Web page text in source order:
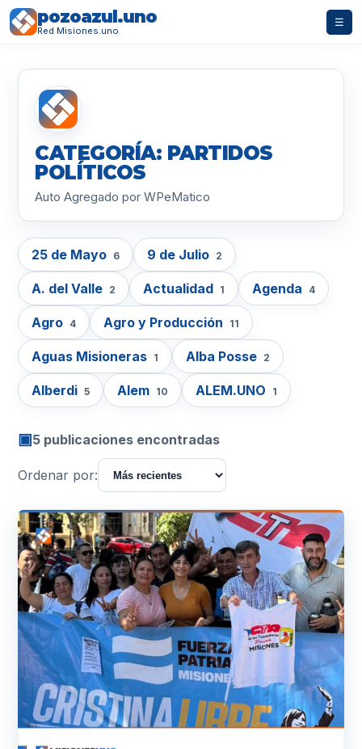
pozoazul.uno
Red Misiones.uno
☰
CATEGORÍA: PARTIDOS
POLÍTICOS
Auto Agregado por WPeMatico
25 de Mayo 6 9 de Julio 2
A. del Valle 2 Actualidad 1 Agenda 4
Agro 4 Agro y Producción 11
Aguas Misioneras 1 Alba Posse 2
Alberdi 5 Alem 10 ALEM.UNO 1
▣5 publicaciones encontradas
Ordenar por: